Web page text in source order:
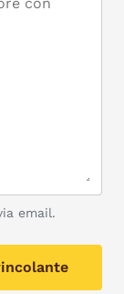
email.